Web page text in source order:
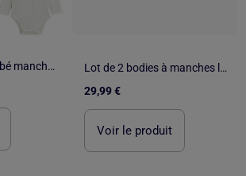
Lot de 5 bodies bébé manches longues ouverture croisée Mini Rêve
Lot de 2 bodies à manches longues en coton
29,99 €
Voir le produit